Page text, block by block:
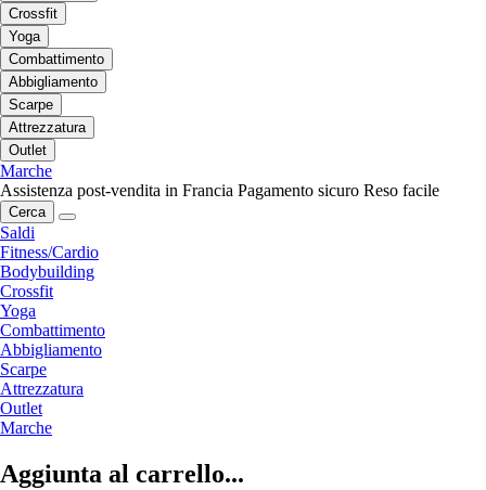
Crossfit
Yoga
Combattimento
Abbigliamento
Scarpe
Attrezzatura
Outlet
Marche
Assistenza post-vendita in Francia Pagamento sicuro Reso facile
Cerca
Saldi
Fitness/Cardio
Bodybuilding
Crossfit
Yoga
Combattimento
Abbigliamento
Scarpe
Attrezzatura
Outlet
Marche
Aggiunta al carrello...